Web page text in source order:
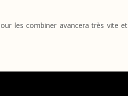
les combiner avancera très vite et